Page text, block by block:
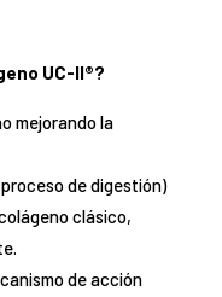
UC-II®?
mejorando la
de digestión)
clásico,
de acción